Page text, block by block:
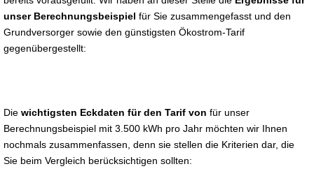
unser Berechnungsbeispiel für Sie zusammengefasst und den
Grundversorger sowie den günstigsten Ökostrom-Tarif
gegenübergestellt:
Die wichtigsten Eckdaten für den Tarif von für unser
Berechnungsbeispiel mit 3.500 kWh pro Jahr möchten wir Ihnen
nochmals zusammenfassen, denn sie stellen die Kriterien dar, die
Sie beim Vergleich berücksichtigen sollten: